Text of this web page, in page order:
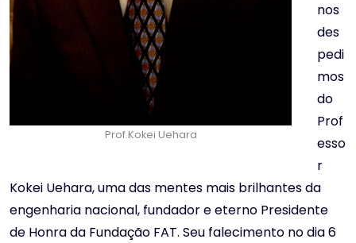
Prof.Kokei Uehara
nos
des
pedi
mos
do
Prof
esso
r
Kokei Uehara, uma das mentes mais brilhantes da
engenharia nacional, fundador e eterno Presidente
de Honra da Fundação FAT. Seu falecimento no dia 6